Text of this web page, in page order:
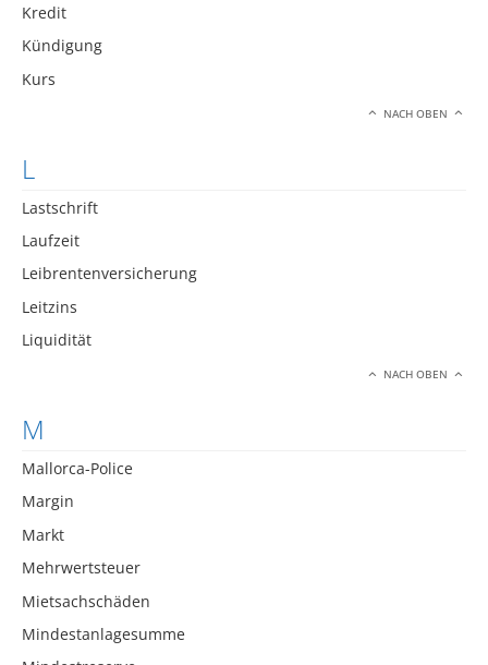
Kredit
Kündigung
Kurs
NACH OBEN
L
Lastschrift
Laufzeit
Leibrentenversicherung
Leitzins
Liquidität
NACH OBEN
M
Mallorca-Police
Margin
Markt
Mehrwertsteuer
Mietsachschäden
Mindestanlagesumme